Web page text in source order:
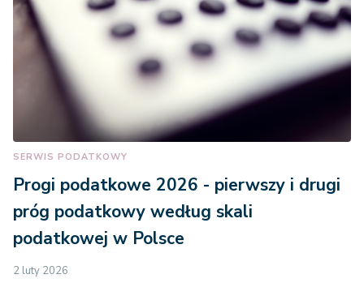
SERWIS PODATKOWY
Progi podatkowe 2026 - pierwszy i drugi
próg podatkowy według skali
podatkowej w Polsce
2 luty 2026